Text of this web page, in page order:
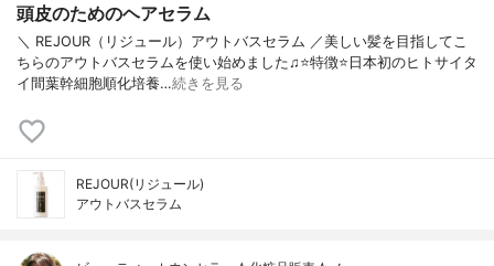
頭皮のためのヘアセラム
＼ REJOUR（リジュール）アウトバスセラム ／美しい髪を目指してこ
ちらのアウトバスセラムを使い始めました♫⭐️特徴⭐️日本初のヒトサイタ
イ間葉幹細胞順化培養…続きを見る
REJOUR(リジュール)
アウトバスセラム